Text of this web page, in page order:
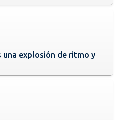
una explosión de ritmo y